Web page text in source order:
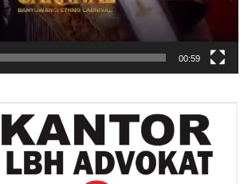
00:59